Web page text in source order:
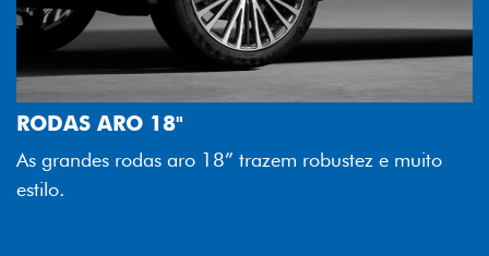
robustez e muito
FAROL FULL LED
Tecnologia dos faróis
economia para você.